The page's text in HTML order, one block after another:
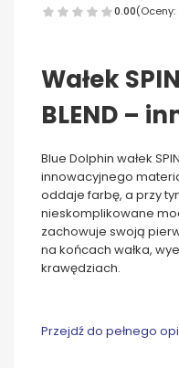
0.00(Oceny:
Wałek
BLEND –
Blue Dolphin wałek
innowacyjnego
oddaje farbę, a przy
nieskomplikowane
zachowuje swoją
na końcach wałka,
krawędziach.
Przejdź do pełnego